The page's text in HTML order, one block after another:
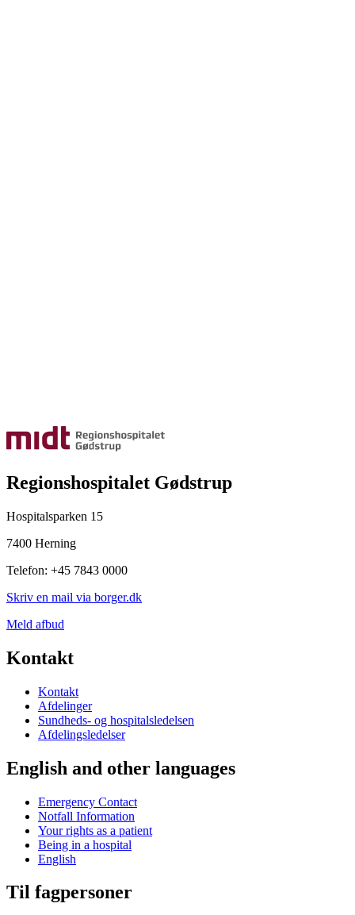
Regionshospitalet Gødstrup
Hospitalsparken 15
7400 Herning
Telefon: +45 7843 0000
Skriv en mail via borger.dk
Meld afbud
Kontakt
Kontakt
Afdelinger
Sundheds- og hospitalsledelsen
Afdelingsledelser
English and other languages
Emergency Contact
Notfall Information
Your rights as a patient
Being in a hospital
English
Til fagpersoner